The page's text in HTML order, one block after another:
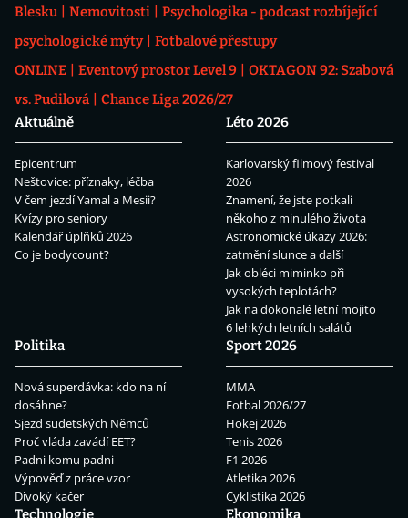
Blesku
Nemovitosti
Psychologika - podcast rozbíjející
psychologické mýty
Fotbalové přestupy
ONLINE
Eventový prostor Level 9
OKTAGON 92: Szabová
vs. Pudilová
Chance Liga 2026/27
Aktuálně
Epicentrum
Neštovice: příznaky, léčba
V čem jezdí Yamal a Mesii?
Kvízy pro seniory
Kalendář úplňků 2026
Co je bodycount?
Léto 2026
Karlovarský filmový festival
2026
Znamení, že jste potkali
někoho z minulého života
Astronomické úkazy 2026:
zatmění slunce a další
Jak obléci miminko při
vysokých teplotách?
Jak na dokonalé letní mojito
6 lehkých letních salátů
Politika
Nová superdávka: kdo na ní
dosáhne?
Sjezd sudetských Němců
Proč vláda zavádí EET?
Padni komu padni
Výpověď z práce vzor
Divoký kačer
Sport 2026
MMA
Fotbal 2026/27
Hokej 2026
Tenis 2026
F1 2026
Atletika 2026
Cyklistika 2026
Technologie
Ekonomika